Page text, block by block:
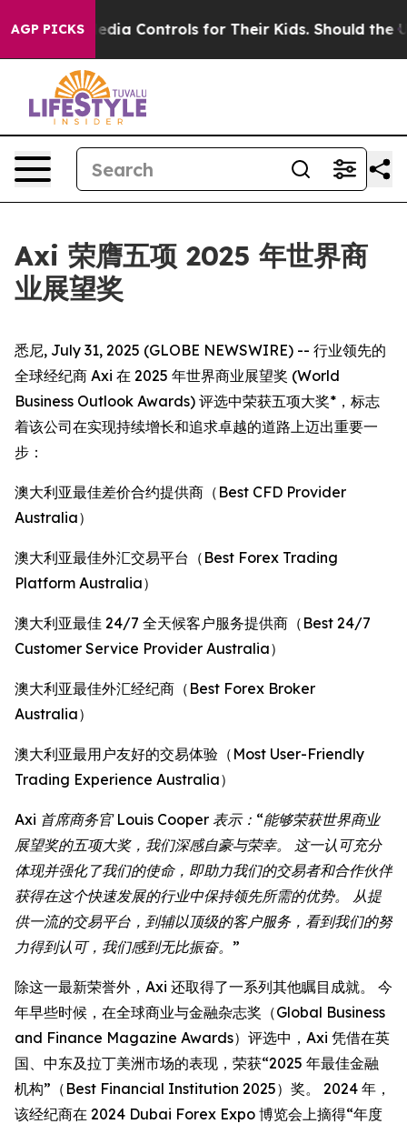
AGP PICKS
Social Media Controls for Their Kids. Should the US?
Axi 荣膺五项 2025 年世界商
业展望奖
悉尼, July 31, 2025 (GLOBE NEWSWIRE) -- 行业领先的
全球经纪商 Axi 在 2025 年世界商业展望奖 (World
Business Outlook Awards) 评选中荣获五项大奖*，标志
着该公司在实现持续增长和追求卓越的道路上迈出重要一
步：
澳大利亚最佳差价合约提供商（Best CFD Provider
Australia）
澳大利亚最佳外汇交易平台（Best Forex Trading
Platform Australia）
澳大利亚最佳 24/7 全天候客户服务提供商（Best 24/7
Customer Service Provider Australia）
澳大利亚最佳外汇经纪商（Best Forex Broker
Australia）
澳大利亚最用户友好的交易体验（Most User-Friendly
Trading Experience Australia）
Axi 首席商务官 Louis Cooper 表示：“能够荣获世界商业
展望奖的五项大奖，我们深感自豪与荣幸。 这一认可充分
体现并强化了我们的使命，即助力我们的交易者和合作伙伴
获得在这个快速发展的行业中保持领先所需的优势。 从提
供一流的交易平台，到辅以顶级的客户服务，看到我们的努
力得到认可，我们感到无比振奋。”
除这一最新荣誉外，Axi 还取得了一系列其他瞩目成就。 今
年早些时候，在全球商业与金融杂志奖（Global Business
and Finance Magazine Awards）评选中，Axi 凭借在英
国、中东及拉丁美洲市场的表现，荣获“2025 年最佳金融
机构”（Best Financial Institution 2025）奖。 2024 年，
该经纪商在 2024 Dubai Forex Expo 博览会上摘得“年度